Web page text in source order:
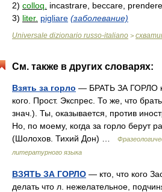
2) colloq. incastrare, beccare, prendere
3) liter. pigliare (заболевание)
Universale dizionario russo-italiano >
См. также в других словарях:
Взять за горло — БРАТЬ ЗА ГОРЛО
кого. Прост. Экспрес. То же, что
знач.). Ты, оказывается, против
Но, по моему, когда за горло берут
(Шолохов. Тихий Дон) …
литературного языка
ВЗЯТЬ ЗА ГОРЛО — кто, что кого
делать что л. нежелательное,